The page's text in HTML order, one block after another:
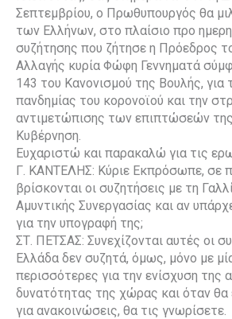
Σεπτεμβρίου, ο Πρωθυπουργός θα
των Ελλήνων, στο πλαίσιο προ
συζήτησης που ζήτησε η Πρόεδρος
Αλλαγής κυρία Φώφη Γεννηματά
143 του Κανονισμού της Βουλής, για
πανδημίας του κορονοϊού και την
αντιμετώπισης των επιπτώσεών
Κυβέρνηση.
Ευχαριστώ και παρακαλώ για τις
Γ. ΚΑΝΤΕΛΗΣ: Κύριε Εκπρόσωπε, σε
βρίσκονται οι συζητήσεις με τη
Αμυντικής Συνεργασίας και αν
για την υπογραφή της;
ΣΤ. ΠΕΤΣΑΣ: Συνεχίζονται αυτές οι
Ελλάδα δεν συζητά, όμως, μόνο με
περισσότερες για την ενίσχυση της
δυνατότητας της χώρας και όταν θα
για ανακοινώσεις, θα τις γνωρίσετε.